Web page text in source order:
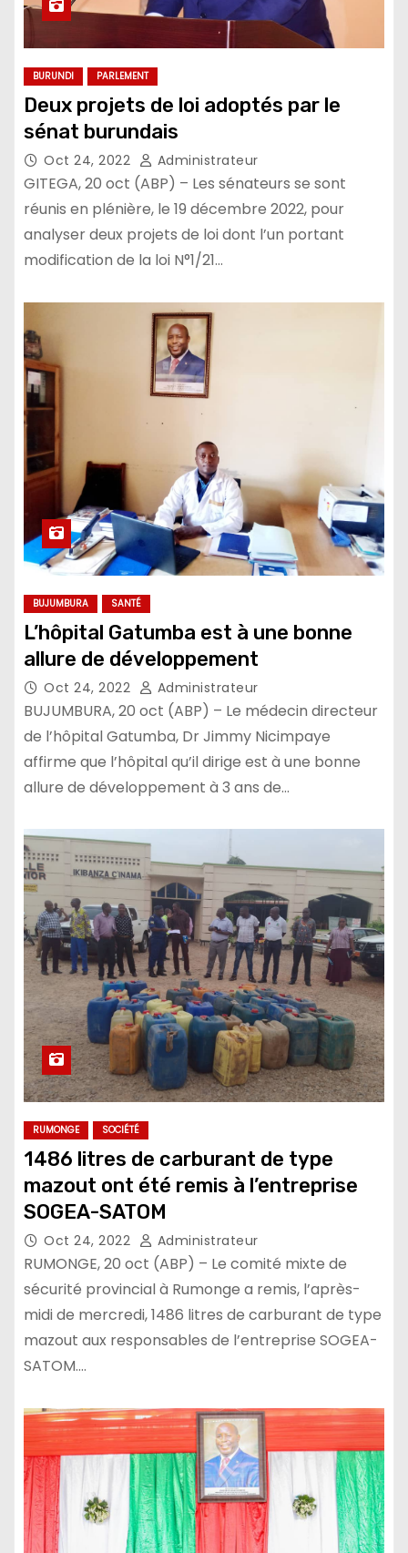
BURUNDI PARLEMENT
Deux projets de loi adoptés par le
sénat burundais
Oct 24, 2022 Administrateur
GITEGA, 20 oct (ABP) – Les sénateurs se sont
réunis en plénière, le 19 décembre 2022, pour
analyser deux projets de loi dont l’un portant
modification de la loi N°1/21…
BUJUMBURA SANTÉ
L’hôpital Gatumba est à une bonne
allure de développement
Oct 24, 2022 Administrateur
BUJUMBURA, 20 oct (ABP) – Le médecin directeur
de l’hôpital Gatumba, Dr Jimmy Nicimpaye
affirme que l’hôpital qu’il dirige est à une bonne
allure de développement à 3 ans de…
RUMONGE SOCIÉTÉ
1486 litres de carburant de type
mazout ont été remis à l’entreprise
SOGEA-SATOM
Oct 24, 2022 Administrateur
RUMONGE, 20 oct (ABP) – Le comité mixte de
sécurité provincial à Rumonge a remis, l’après-
midi de mercredi, 1486 litres de carburant de type
mazout aux responsables de l’entreprise SOGEA-
SATOM.…